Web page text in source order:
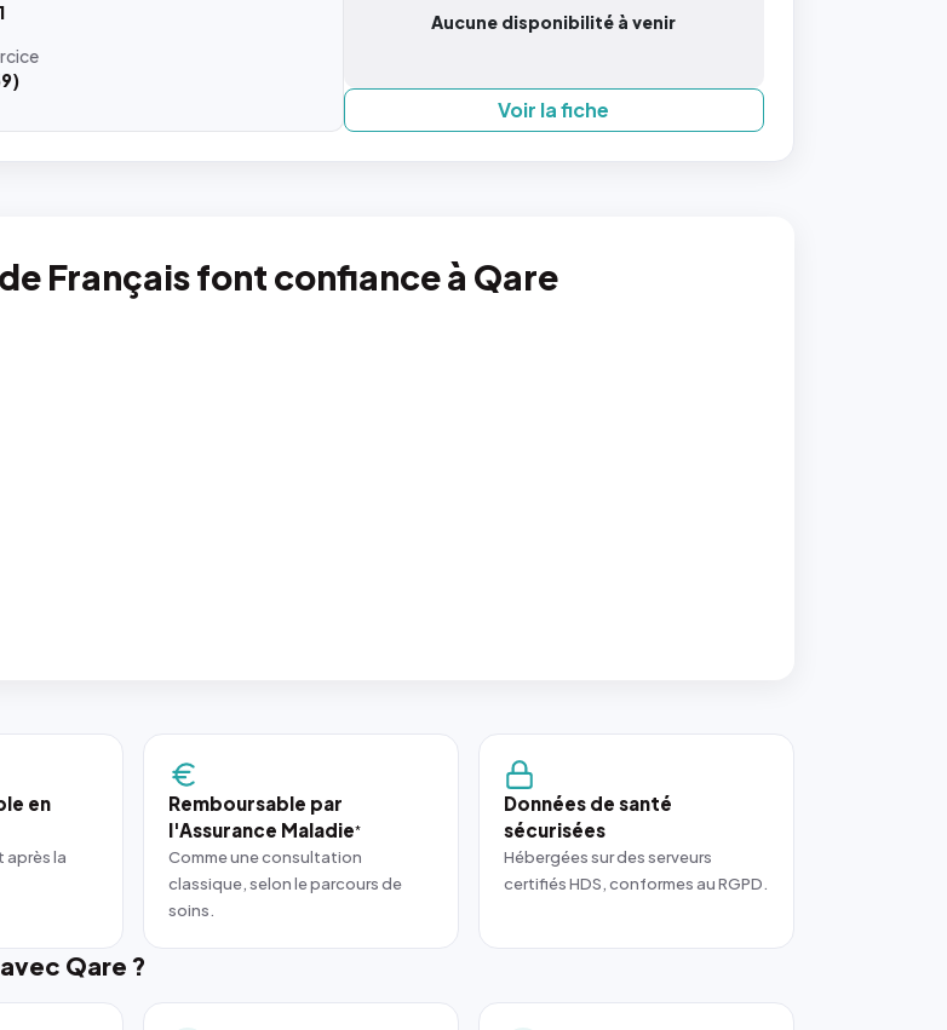
Aucune disponibilité à venir
Voir la fiche
Français font confiance à Qare
en
après la
Remboursable par
l'Assurance Maladie*
Comme une consultation
classique, selon le parcours de
soins.
Données de santé
sécurisées
Hébergées sur des serveurs
certifiés HDS, conformes au RGPD.
Qare ?